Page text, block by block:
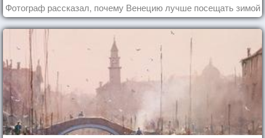
Фотограф рассказал, почему Венецию лучше посещать зимой